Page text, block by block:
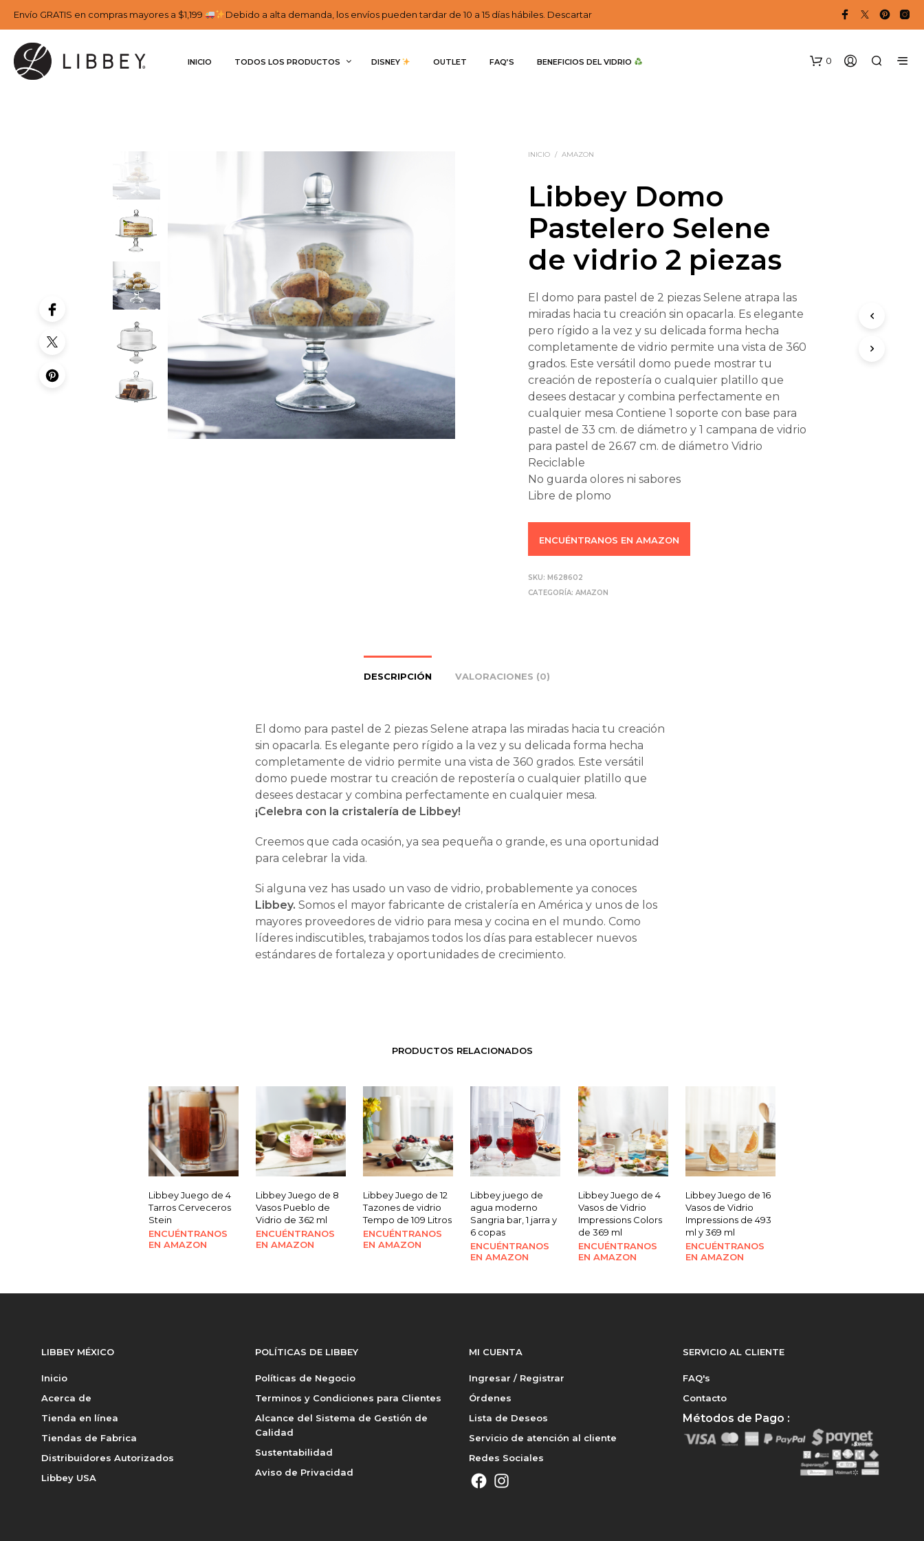
Envío GRATIS en compras mayores a $1,199 Debido a alta demanda, los envíos pueden tardar de 10 a 15 días hábiles. Descartar
INICIO TODOS LOS PRODUCTOS DISNEY OUTLET FAQ’S BENEFICIOS DEL VIDRIO 0
INICIO / AMAZON
Libbey Domo
Pastelero Selene
de vidrio 2 piezas
El domo para pastel de 2 piezas Selene atrapa las
miradas hacia tu creación sin opacarla. Es elegante
pero rígido a la vez y su delicada forma hecha
completamente de vidrio permite una vista de 360
grados. Este versátil domo puede mostrar tu
creación de repostería o cualquier platillo que
desees destacar y combina perfectamente en
cualquier mesa Contiene 1 soporte con base para
pastel de 33 cm. de diámetro y 1 campana de vidrio
para pastel de 26.67 cm. de diámetro Vidrio
Reciclable
No guarda olores ni sabores
Libre de plomo
ENCUÉNTRANOS EN AMAZON
SKU: M628602
CATEGORÍA:AMAZON
DESCRIPCIÓN VALORACIONES (0)
El domo para pastel de 2 piezas Selene atrapa las miradas hacia tu creación
sin opacarla. Es elegante pero rígido a la vez y su delicada forma hecha
completamente de vidrio permite una vista de 360 grados. Este versátil
domo puede mostrar tu creación de repostería o cualquier platillo que
desees destacar y combina perfectamente en cualquier mesa.
¡Celebra con la cristalería de Libbey!
Creemos que cada ocasión, ya sea pequeña o grande, es una oportunidad
para celebrar la vida.
Si alguna vez has usado un vaso de vidrio, probablemente ya conoces
Libbey. Somos el mayor fabricante de cristalería en América y unos de los
mayores proveedores de vidrio para mesa y cocina en el mundo. Como
líderes indiscutibles, trabajamos todos los días para establecer nuevos
estándares de fortaleza y oportunidades de crecimiento.
PRODUCTOS RELACIONADOS
Libbey Juego de 4
Tarros Cerveceros
Stein
ENCUÉNTRANOS
EN AMAZON
Libbey Juego de 8
Vasos Pueblo de
Vidrio de 362 ml
ENCUÉNTRANOS
EN AMAZON
Libbey Juego de 12
Tazones de vidrio
Tempo de 109 Litros
ENCUÉNTRANOS
EN AMAZON
Libbey juego de
agua moderno
Sangria bar, 1 jarra y
6 copas
ENCUÉNTRANOS
EN AMAZON
Libbey Juego de 4
Vasos de Vidrio
Impressions Colors
de 369 ml
ENCUÉNTRANOS
EN AMAZON
Libbey Juego de 16
Vasos de Vidrio
Impressions de 493
ml y 369 ml
ENCUÉNTRANOS
EN AMAZON
LIBBEY MÉXICO
Inicio
Acerca de
Tienda en línea
Tiendas de Fabrica
Distribuidores Autorizados
Libbey USA
POLÍTICAS DE LIBBEY
Políticas de Negocio
Terminos y Condiciones para Clientes
Alcance del Sistema de Gestión de
Calidad
Sustentabilidad
Aviso de Privacidad
MI CUENTA
Ingresar / Registrar
Órdenes
Lista de Deseos
Servicio de atención al cliente
Redes Sociales
SERVICIO AL CLIENTE
FAQ's
Contacto
Métodos de Pago :